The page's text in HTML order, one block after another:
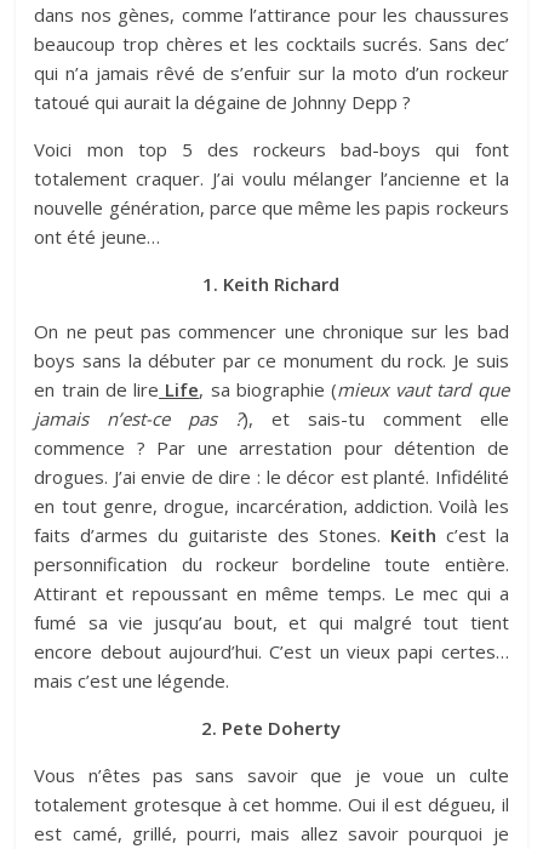
dans nos gènes, comme l’attirance pour les chaussures
beaucoup trop chères et les cocktails sucrés. Sans dec’
qui n’a jamais rêvé de s’enfuir sur la moto d’un rockeur
tatoué qui aurait la dégaine de Johnny Depp ?
Voici mon top 5 des rockeurs bad-boys qui font
totalement craquer. J’ai voulu mélanger l’ancienne et la
nouvelle génération, parce que même les papis rockeurs
ont été jeune…
1. Keith Richard
On ne peut pas commencer une chronique sur les bad
boys sans la débuter par ce monument du rock. Je suis
en train de lire Life, sa biographie (mieux vaut tard que
jamais n’est-ce pas ?), et sais-tu comment elle
commence ? Par une arrestation pour détention de
drogues. J’ai envie de dire : le décor est planté. Infidélité
en tout genre, drogue, incarcération, addiction. Voilà les
faits d’armes du guitariste des Stones. Keith c’est la
personnification du rockeur bordeline toute entière.
Attirant et repoussant en même temps. Le mec qui a
fumé sa vie jusqu’au bout, et qui malgré tout tient
encore debout aujourd’hui. C’est un vieux papi certes…
mais c’est une légende.
2. Pete Doherty
Vous n’êtes pas sans savoir que je voue un culte
totalement grotesque à cet homme. Oui il est dégueu, il
est camé, grillé, pourri, mais allez savoir pourquoi je